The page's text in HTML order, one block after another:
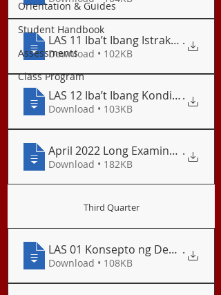
Orientation & Guides
Student Handbook
Assessments
Class Program
LAS 11 Iba’t Ibang Istraktura ng
.
Download • 102KB
LAS 12 Iba’t Ibang Kondisyon
.
Download • 103KB
April 2022 Long Examination
.
Download • 182KB
Third Quarter
LAS 01 Konsepto ng Demand
.
Download • 108KB